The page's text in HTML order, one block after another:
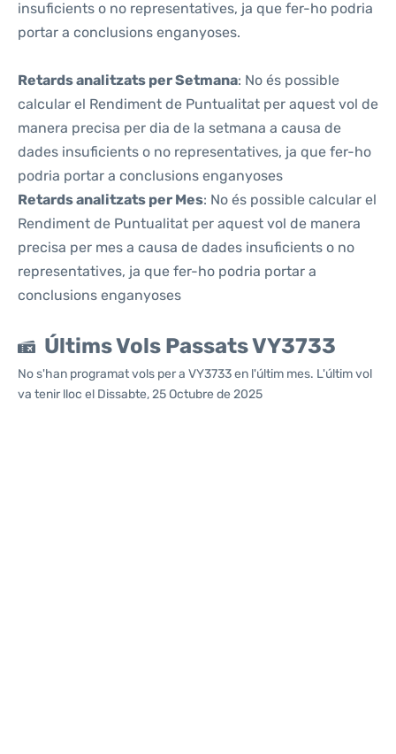
insuficients o no representatives, ja que fer-ho podria
portar a conclusions enganyoses.
Retards analitzats per Setmana: No és possible
calcular el Rendiment de Puntualitat per aquest vol de
manera precisa per dia de la setmana a causa de
dades insuficients o no representatives, ja que fer-ho
podria portar a conclusions enganyoses
Retards analitzats per Mes: No és possible calcular el
Rendiment de Puntualitat per aquest vol de manera
precisa per mes a causa de dades insuficients o no
representatives, ja que fer-ho podria portar a
conclusions enganyoses
Últims Vols Passats VY3733
No s'han programat vols per a VY3733 en l'últim mes. L'últim vol
va tenir lloc el Dissabte, 25 Octubre de 2025